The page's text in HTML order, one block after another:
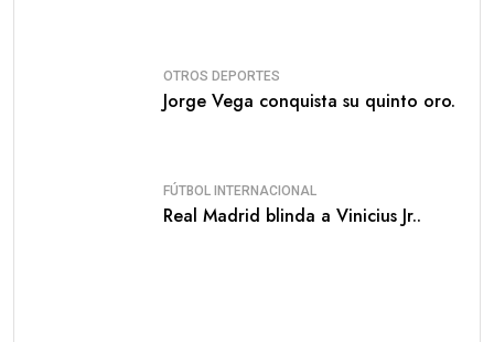
OTROS DEPORTES
Jorge Vega conquista su quinto oro.
FÚTBOL INTERNACIONAL
Real Madrid blinda a Vinicius Jr..